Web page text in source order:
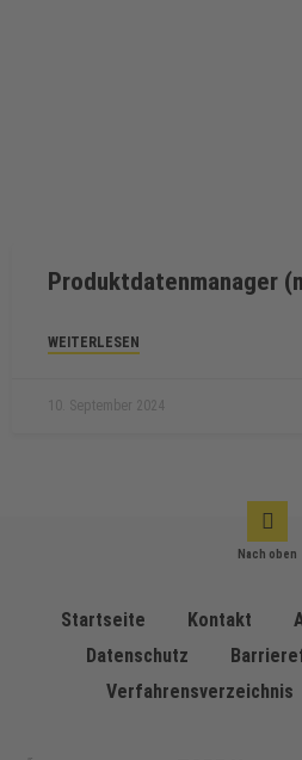
Produktdatenmanager
WEITERLESEN
10. September 2024
Nach oben
Startseite Kontakt
Datenschutz
Verfahrensverzeichnis